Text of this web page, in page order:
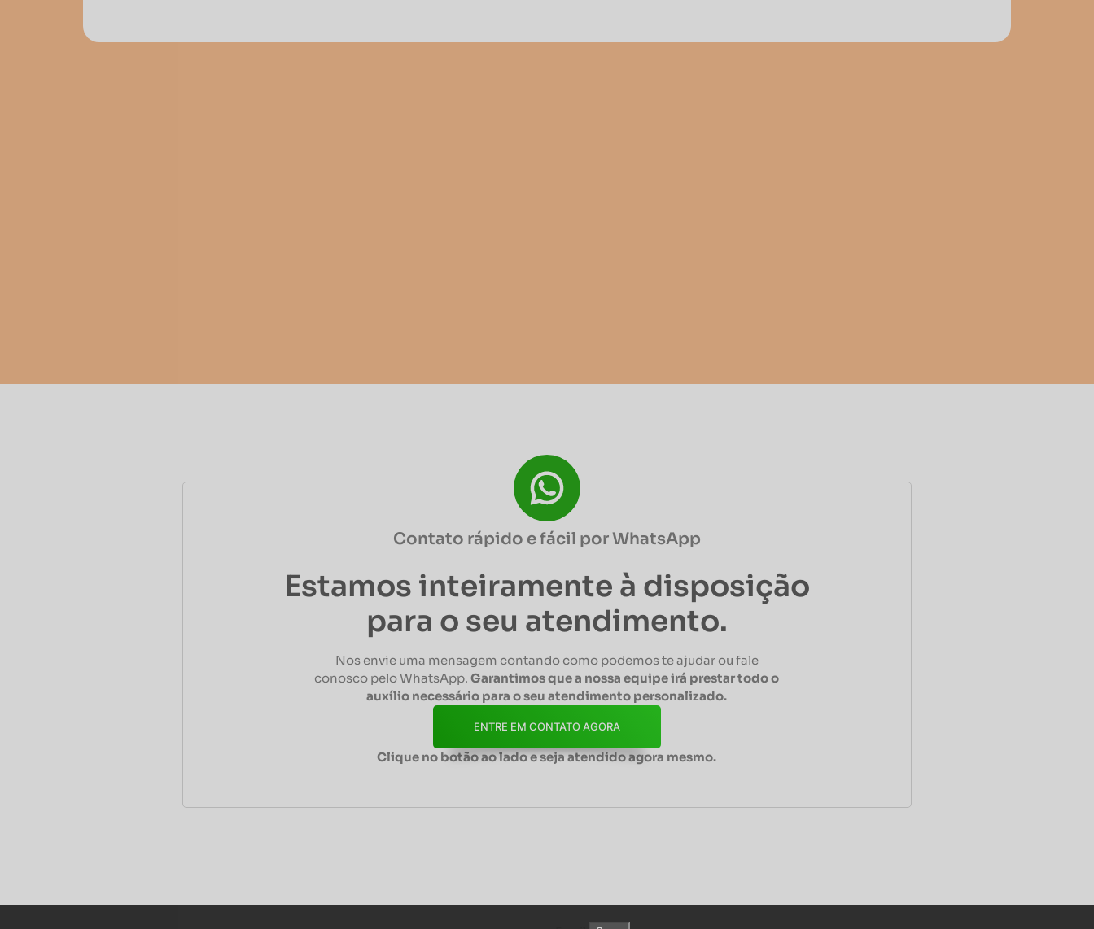
Contato rápido e fácil por WhatsApp
Estamos inteiramente à disposição
para o seu atendimento.
Nos envie uma mensagem contando como podemos te ajudar ou fale
conosco pelo WhatsApp.Garantimos que a nossa equipe irá prestar todo o
auxílio necessário para o seu atendimento personalizado.
ENTRE EM CONTATO AGORA
Clique no botão ao lado e seja atendido agora mesmo.